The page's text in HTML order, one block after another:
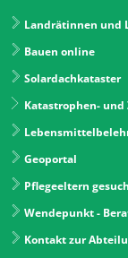
Landrätinnen und
Bauen online
Solardachkataster
Katastrophen-
Geoportal
Pflegeeltern
Wendepunkt -
Kontakt zur